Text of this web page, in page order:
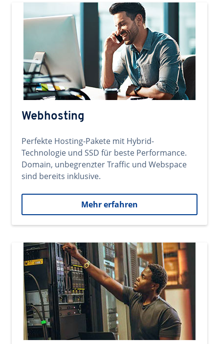
Webhosting
Perfekte Hosting-Pakete mit Hybrid-
Technologie und SSD für beste Performance.
Domain, unbegrenzter Traffic und Webspace
sind bereits inklusive.
Mehr erfahren